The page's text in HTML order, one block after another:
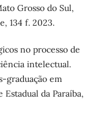
Grosso do Sul,
134 f. 2023.
no processo de
intelectual.
graduação em
da Paraíba,